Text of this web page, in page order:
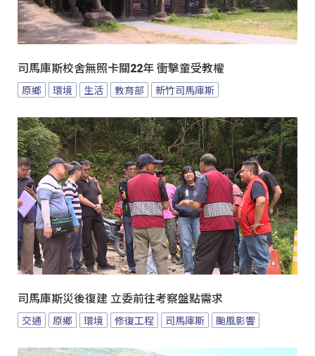
司馬庫斯校舍無照卡關22年 衝擊童受教權
原鄉 環境 生活 教育部 新竹司馬庫斯
司馬庫斯災後復建 立委前往考察盤點需求
交通 原鄉 環境 修復工程 司馬庫斯 颱風影響